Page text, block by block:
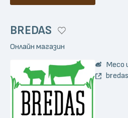
BREDAS
Онлайн магазин
Месо